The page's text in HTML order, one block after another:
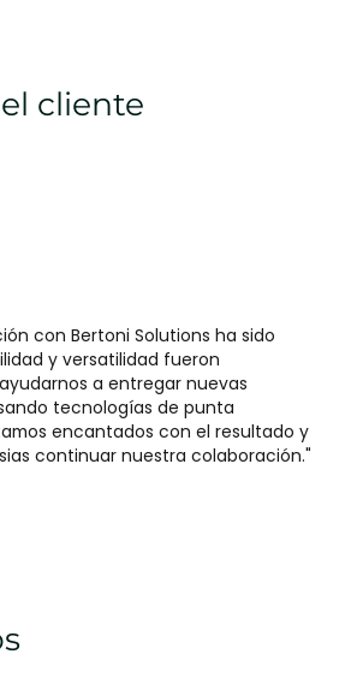
cliente
con Bertoni Solutions ha sido
y versatilidad fueron
a entregar nuevas
tecnologías de punta
encantados con el resultado y
continuar nuestra colaboración."